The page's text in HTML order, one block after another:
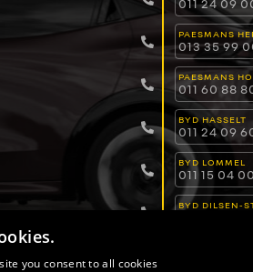
011 24 09
PAESMANS
013 35 99
PAESMANS
011 60 88
BYD HASSELT
011 24 09
BYD LOMMEL
011 15 04 00
BYD DILSEN-
you consent to all cookies